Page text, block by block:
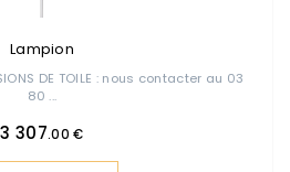
Lampion
DE TOILE : nous contacter au 03
80 ...
3 307.00 €